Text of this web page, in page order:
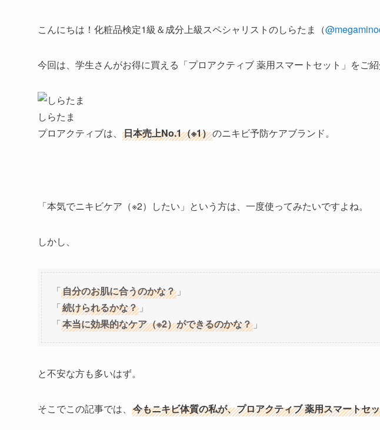
こんにちは！化粧品検定1級＆成分上級スペシャリストのしらたま（
今回は、学生さんがお得に買える「プロアクティブ薬用スマート セット 」をご
しらたま
プロアクティブは、 日本売上No.1（※1）のニキビ予防ケアブランド。
「本気でニキビケア（※2）したい 」という方は、一度使ってみたいですよね。
しかし、
「自分のお肌に合うのかな？ 」
「続けられるかな？ 」
「本当に効果的なケア（※2）ができるのかな？ 」
と不安な方も多いはず。
そこでこの記事では、 今もニキビ体質の私が、プロアクティブ 薬用スマートセ